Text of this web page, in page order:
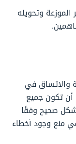
الموزعة وتحويله
والاتساق في
تكون جميع
صحيح وفقًا
منع وجود أخطاء